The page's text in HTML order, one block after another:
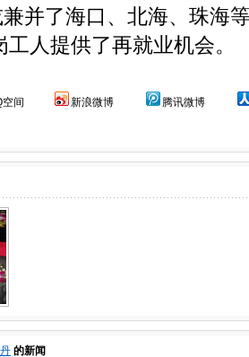
并了海口、北海、珠海
人提供了再就业机会。
空间 新浪微博 腾讯微博
的新闻